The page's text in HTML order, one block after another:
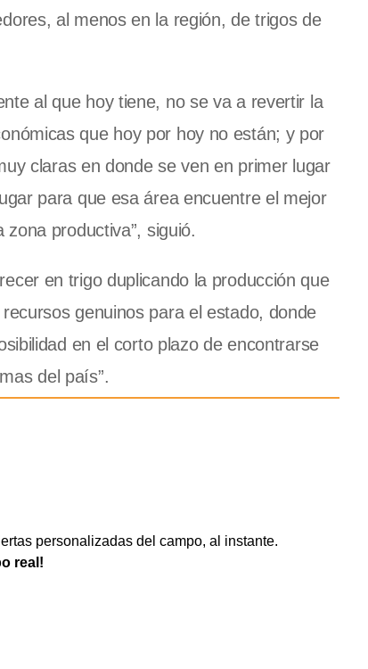
al menos en la región, de trigos de
al que hoy tiene, no se va a revertir la
que hoy por hoy no están; y por
claras en donde se ven en primer lugar
para que esa área encuentre el mejor
productiva”, siguió.
en trigo duplicando la producción que
genuinos para el estado, donde
en el corto plazo de encontrarse
del país”.
personalizadas del campo, al instante.
real!